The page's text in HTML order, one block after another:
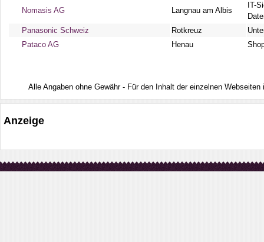
Nomasis AG Langnau am Albis
IT-
Panasonic Schweiz
Rotkreuz
Pataco AG
Henau
Alle Angaben ohne Gewähr - Für den Inhalt der einzelnen Webseiten
Anzeige